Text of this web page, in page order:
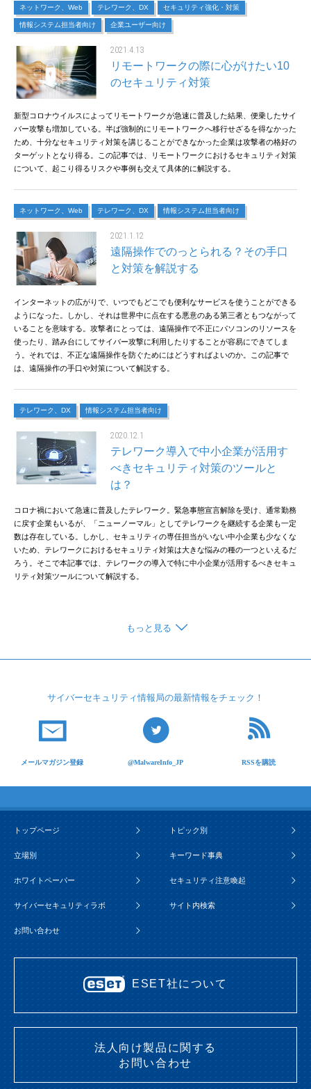
ネットワーク、Web テレワーク、DX セキュリティ強化・対策
情報システム担当者向け 企業ユーザー向け
2021.4.13
リモートワークの際に心がけたい10
のセキュリティ対策
新型コロナウイルスによってリモートワークが急速に普及した結果、便乗したサイ
バー攻撃も増加している。半ば強制的にリモートワークへ移行せざるを得なかった
ため、十分なセキュリティ対策を講じることができなかった企業は攻撃者の格好の
ターゲットとなり得る。この記事では、リモートワークにおけるセキュリティ対策
について、起こり得るリスクや事例も交えて具体的に解説する。
ネットワーク、Web テレワーク、DX 情報システム担当者向け
2021.1.12
遠隔操作でのっとられる？その手口
と対策を解説する
インターネットの広がりで、いつでもどこでも便利なサービスを使うことができる
ようになった。しかし、それは世界中に点在する悪意のある第三者ともつながって
いることを意味する。攻撃者にとっては、遠隔操作で不正にパソコンのリソースを
使ったり、踏み台にしてサイバー攻撃に利用したりすることが容易にできてしま
う。それでは、不正な遠隔操作を防ぐためにはどうすればよいのか。この記事で
は、遠隔操作の手口や対策について解説する。
テレワーク、DX 情報システム担当者向け
2020.12.1
テレワーク導入で中小企業が活用す
べきセキュリティ対策のツールと
は？
コロナ禍において急速に普及したテレワーク。緊急事態宣言解除を受け、通常勤務
に戻す企業もいるが、「ニューノーマル」としてテレワークを継続する企業も一定
数は存在している。しかし、セキュリティの専任担当がいない中小企業も少なくな
いため、テレワークにおけるセキュリティ対策は大きな悩みの種の一つといえるだ
ろう。そこで本記事では、テレワークの導入で特に中小企業が活用するべきセキュ
リティ対策ツールについて解説する。
もっと見る
サイバーセキュリティ情報局の最新情報をチェック！
メールマガジン登録 @MalwareInfo_JP RSSを購読
トップページ トピック別
立場別 キーワード事典
ホワイトペーパー セキュリティ注意喚起
サイバーセキュリティラボ サイト内検索
お問い合わせ
ESET社について
法人向け製品に関する
お問い合わせ